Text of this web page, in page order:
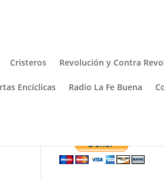
Cristeros Revolución y Contra
Encíclicas Radio La Fe Buena